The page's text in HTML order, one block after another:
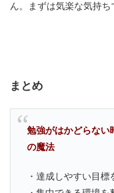
ん。まずは気楽な気持ち
まとめ
勉強がはかどらない
の魔法
・達成しやすい目標